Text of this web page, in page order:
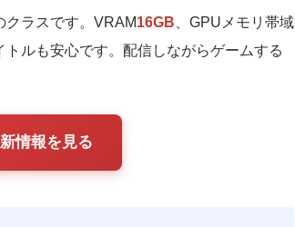
クラスです。VRAM16GB 、GPUメモリ帯域
ルも安心です。配信しながらゲームする
情報を見る